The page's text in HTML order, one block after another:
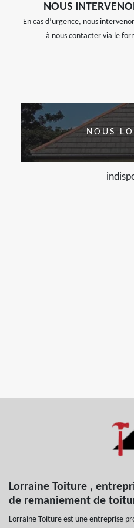
NOUS
En cas d’urgence, nous
à nous contacter via le
NOUS
Lorraine Toiture ,
de remaniement de
Lorraine Toiture est une entreprise